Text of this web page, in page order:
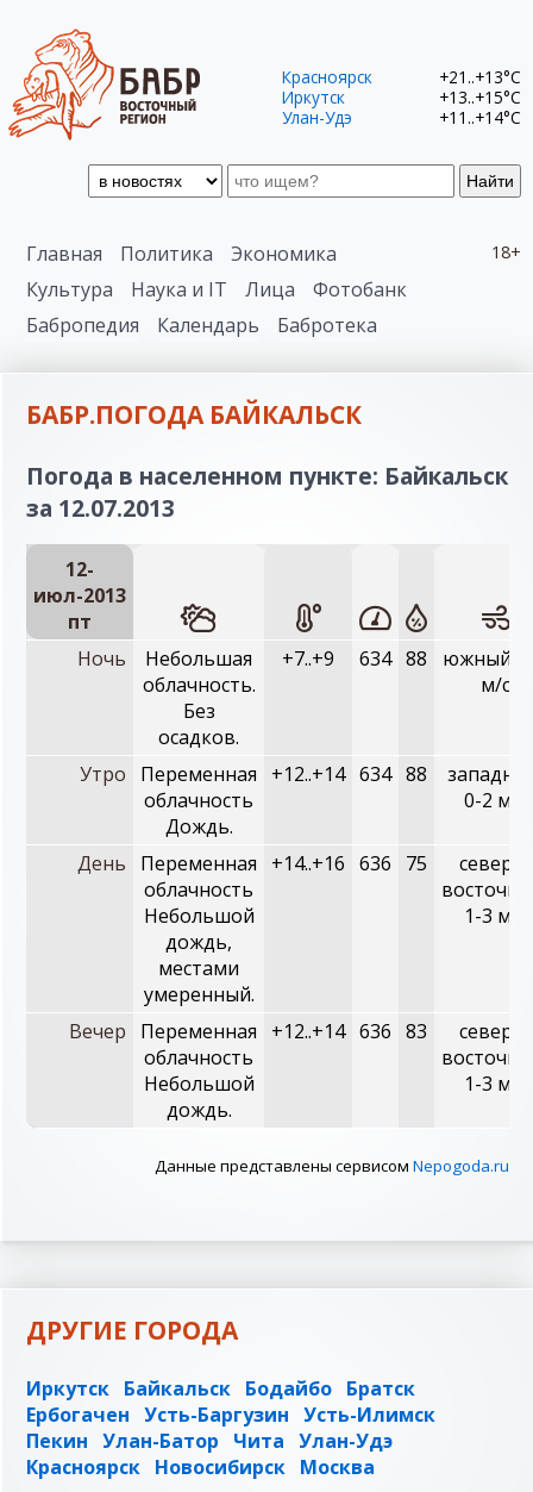
Найти
Красноярск
+21..+13°C
Иркутск
+13..+15°C
Улан-Удэ
+11..+14°C
18+
Главная Политика
Экономика
Культура
Наука и IT Лица
Фотобанк
Бабропедия
Календарь Бабротека
БАБР.ПОГОДА БАЙКАЛЬСК
Погода в населенном пункте: Байкальск
за 12.07.2013
12-
июл-2013
пт
Ночь
Небольшая
облачность.
Без
осадков.
+7..+9 634 88
южный,
м/с
Утро
Переменная
облачность
Дождь.
+12..+14 634 88
0-2 м/с
День
Переменная
облачность
Небольшой
дождь,
местами
умеренный.
+14..+16 636 75
северо-
1-3 м/с
Вечер
Переменная
облачность
Небольшой
дождь.
+12..+14 636 83
северо-
1-3 м/с
Данные представлены сервисом Nepogoda.ru
ДРУГИЕ ГОРОДА
Иркутск Байкальск Бодайбо Братск
Ербогачен Усть-Баргузин Усть-Илимск
Пекин Улан-Батор Чита Улан-Удэ
Красноярск Новосибирск Москва